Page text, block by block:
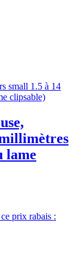
lame
prix rabais :